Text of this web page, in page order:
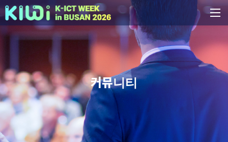
커뮤니티